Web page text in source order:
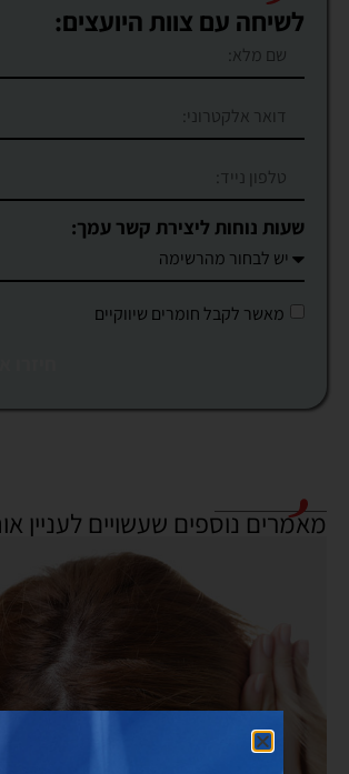
לשיחה עם צוות היועצים:
שעות נוחות ליצירת קשר עמך:
מאשר לקבל חומרים שיווקיים
מאמרים נוספים שעשויים לעניין